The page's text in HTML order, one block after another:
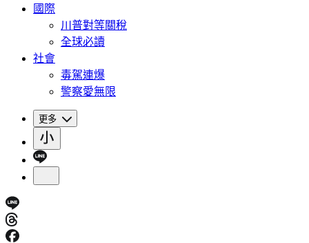
國際
川普對等關稅
全球必讀
社會
毒駕連爆
警察愛無限
更多